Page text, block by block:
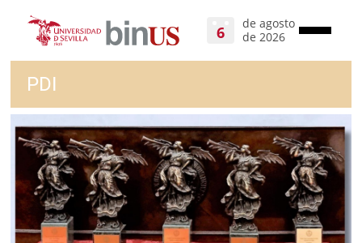
contenido
6
de agosto
de 2026
PDI